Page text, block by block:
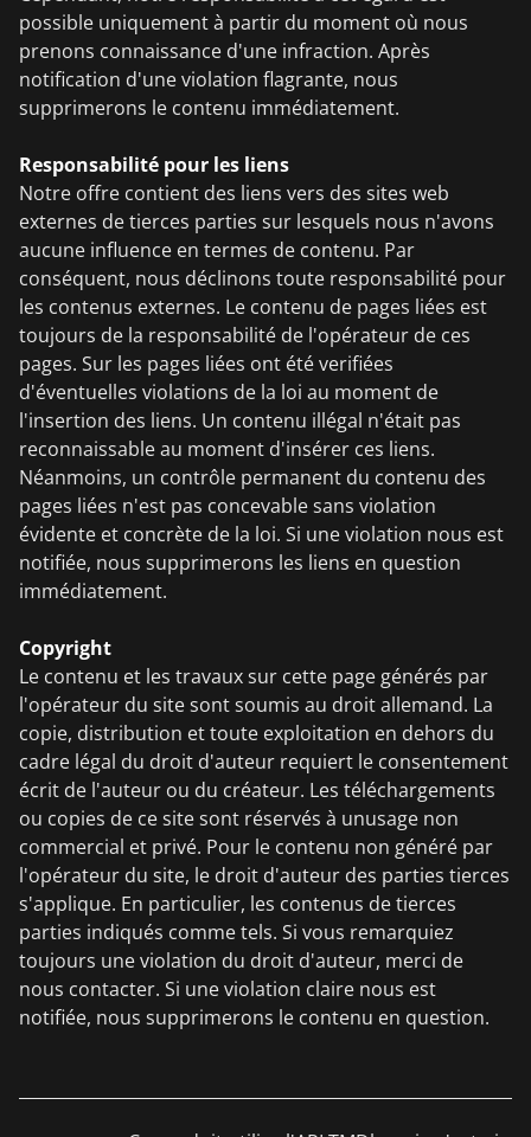
possible uniquement à partir du moment où nous
prenons connaissance d'une infraction. Après
notification d'une violation flagrante, nous
supprimerons le contenu immédiatement.
Responsabilité pour les liens
Notre offre contient des liens vers des sites web
externes de tierces parties sur lesquels nous n'avons
aucune influence en termes de contenu. Par
conséquent, nous déclinons toute responsabilité pour
les contenus externes. Le contenu de pages liées est
toujours de la responsabilité de l'opérateur de ces
pages. Sur les pages liées ont été verifiées
d'éventuelles violations de la loi au moment de
l'insertion des liens. Un contenu illégal n'était pas
reconnaissable au moment d'insérer ces liens.
Néanmoins, un contrôle permanent du contenu des
pages liées n'est pas concevable sans violation
évidente et concrète de la loi. Si une violation nous est
notifiée, nous supprimerons les liens en question
immédiatement.
Copyright
Le contenu et les travaux sur cette page générés par
l'opérateur du site sont soumis au droit allemand. La
copie, distribution et toute exploitation en dehors du
cadre légal du droit d'auteur requiert le consentement
écrit de l'auteur ou du créateur. Les téléchargements
ou copies de ce site sont réservés à unusage non
commercial et privé. Pour le contenu non généré par
l'opérateur du site, le droit d'auteur des parties tierces
s'applique. En particulier, les contenus de tierces
parties indiqués comme tels. Si vous remarquiez
toujours une violation du droit d'auteur, merci de
nous contacter. Si une violation claire nous est
notifiée, nous supprimerons le contenu en question.